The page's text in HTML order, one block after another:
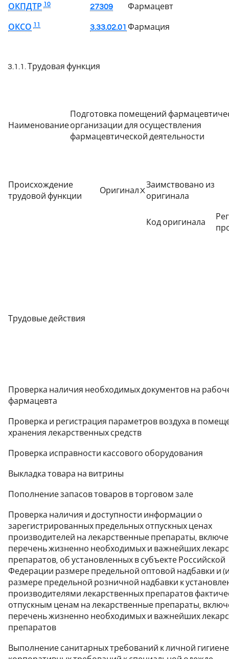
ОКПДТР 10 27309 Фармацевт
ОКСО 11 3.33.02.01 Фармация
3.1.1. Трудовая функция
Наименование
Подготовка помещений
организации для осуществления
фармацевтической деятельности
Происхождение
трудовой функции
ОригиналX
Заимствовано из
оригинала
Код оригинала
Трудовые действия
Проверка наличия необходимых документов на
фармацевта
Проверка и регистрация параметров воздуха в
хранения лекарственных средств
Проверка исправности кассового оборудования
Выкладка товара на витрины
Пополнение запасов товаров в торговом зале
Проверка наличия и доступности информации о
зарегистрированных предельных отпускных ценах
производителей на лекарственные препараты,
перечень жизненно необходимых и важнейших
препаратов, об установленных в субъекте Российской
Федерации размере предельной оптовой надбавки и
размере предельной розничной надбавки к
производителями лекарственных препаратов
отпускным ценам на лекарственные препараты,
перечень жизненно необходимых и важнейших
препаратов
Выполнение санитарных требований к личной